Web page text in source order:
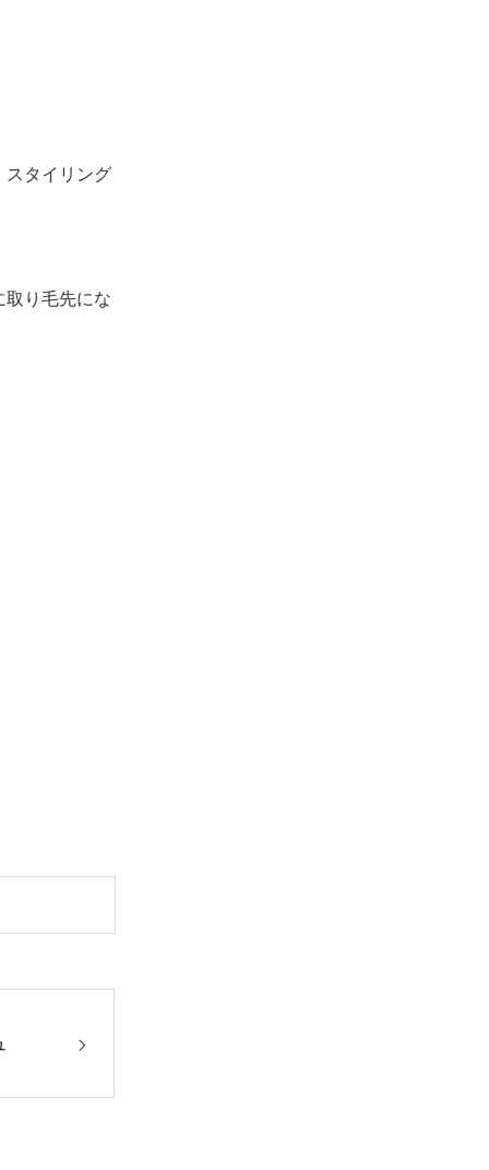
スタイリング
取り毛先にな